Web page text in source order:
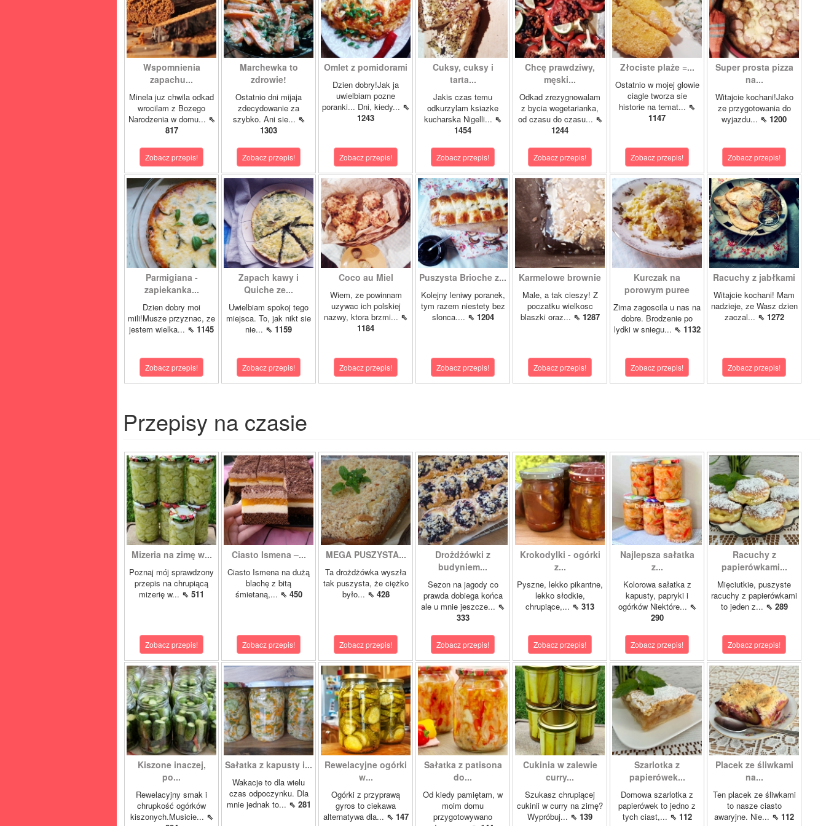
Wspomnienia
zapachu...
Minela juz chwila odkad
wrocilam z Bozego
Narodzenia w domu... ⇖
817
Zobacz przepis!
Marchewka to
zdrowie!
Ostatnio dni mijaja
zdecydowanie za
szybko. Ani sie... ⇖
1303
Zobacz przepis!
Omlet z pomidorami
Dzien dobry!Jak ja
uwielbiam pozne
poranki... Dni, kiedy... ⇖
1243
Zobacz przepis!
Cuksy, cuksy i
tarta...
Jakis czas temu
odkurzylam ksiazke
kucharska Nigelli... ⇖
1454
Zobacz przepis!
Chcę prawdziwy,
męski...
Odkad zrezygnowalam
z bycia wegetarianka,
od czasu do czasu... ⇖
1244
Zobacz przepis!
Złociste plaże =...
Ostatnio w mojej glowie
ciagle tworza sie
historie na temat... ⇖
1147
Zobacz przepis!
Super prosta pizza
na...
Witajcie kochani!Jako
ze przygotowania do
wyjazdu... ⇖ 1200
Zobacz przepis!
Parmigiana -
zapiekanka...
Dzien dobry moi
mili!Musze przyznac, ze
jestem wielka... ⇖ 1145
Zobacz przepis!
Zapach kawy i
Quiche ze...
Uwielbiam spokoj tego
miejsca. To, jak nikt sie
nie... ⇖ 1159
Zobacz przepis!
Coco au Miel
Wiem, ze powinnam
uzywac ich polskiej
nazwy, ktora brzmi... ⇖
1184
Zobacz przepis!
Puszysta Brioche z...
Kolejny leniwy poranek,
tym razem niestety bez
slonca.... ⇖ 1204
Zobacz przepis!
Karmelowe brownie
Male, a tak cieszy! Z
poczatku wielkosc
blaszki oraz... ⇖ 1287
Zobacz przepis!
Kurczak na
porowym puree
Zima zagoscila u nas na
dobre. Brodzenie po
lydki w sniegu... ⇖ 1132
Zobacz przepis!
Racuchy z jabłkami
Witajcie kochani! Mam
nadzieje, ze Wasz dzien
zaczal... ⇖ 1272
Zobacz przepis!
Przepisy na czasie
Mizeria na zimę w...
Poznaj mój sprawdzony
przepis na chrupiącą
mizerię w... ⇖ 511
Zobacz przepis!
Ciasto Ismena –...
Ciasto Ismena na dużą
blachę z bitą
śmietaną,... ⇖ 450
Zobacz przepis!
MEGA PUSZYSTA...
Ta drożdżówka wyszła
tak puszysta, że ciężko
było... ⇖ 428
Zobacz przepis!
Drożdżówki z
budyniem...
Sezon na jagody co
prawda dobiega końca
ale u mnie jeszcze... ⇖
333
Zobacz przepis!
Krokodylki - ogórki
z...
Pyszne, lekko pikantne,
lekko słodkie,
chrupiące,... ⇖ 313
Zobacz przepis!
Najlepsza sałatka
z...
Kolorowa sałatka z
kapusty, papryki i
ogórków Niektóre... ⇖
290
Zobacz przepis!
Racuchy z
papierówkami...
Mięciutkie, puszyste
racuchy z papierówkami
to jeden z... ⇖ 289
Zobacz przepis!
Kiszone inaczej,
po...
Rewelacyjny smak i
chrupkość ogórków
kiszonych.Musicie... ⇖
Sałatka z kapusty i...
Wakacje to dla wielu
czas odpoczynku. Dla
mnie jednak to... ⇖ 281
Rewelacyjne ogórki
w...
Ogórki z przyprawą
gyros to ciekawa
alternatywa dla... ⇖ 147
Sałatka z patisona
do...
Od kiedy pamiętam, w
moim domu
przygotowywano
Cukinia w zalewie
curry...
Szukasz chrupiącej
cukinii w curry na zimę?
Wypróbuj... ⇖ 139
Szarlotka z
papierówek...
Domowa szarlotka z
papierówek to jedno z
tych ciast,... ⇖ 112
Placek ze śliwkami
na...
Ten placek ze śliwkami
to nasze ciasto
awaryjne. Nie... ⇖ 112